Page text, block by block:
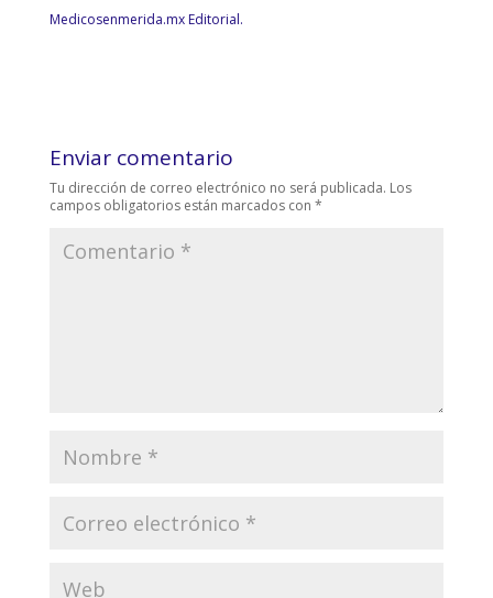
Medicosenmerida.mx Editorial.
Enviar comentario
Tu dirección de correo electrónico no será publicada. Los
campos obligatorios están marcados con *